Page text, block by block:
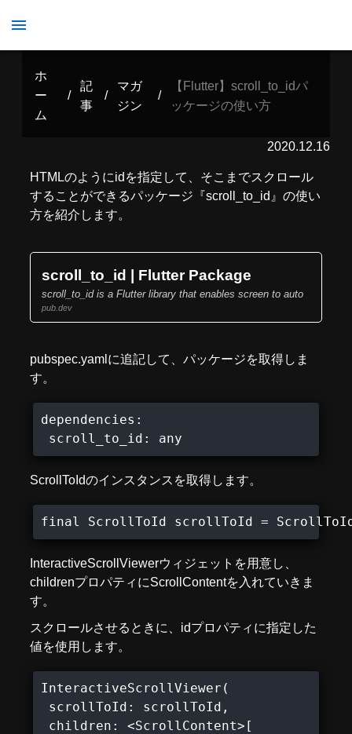
ホ
ー
ム
/
記
事
/
マガ
ジン
/
【Flutter】scroll_to_idパ
ッケージの使い方
2020.12.16
HTMLのようにidを指定して、そこまでスクロール
することができるパッケージ『scroll_to_id』の使い
方を紹介します。
scroll_to_id | Flutter Package
scroll_to_id is a Flutter library that enables screen to auto
pub.dev
pubspec.yamlに追記して、パッケージを取得しま
す。
dependencies:
scroll_to_id: any
ScrollToIdのインスタンスを取得します。
final ScrollToId scrollToId =
InteractiveScrollViewerウィジェットを用意し、
childrenプロパティにScrollContentを入れていきま
す。
スクロールさせるときに、idプロパティに指定した
値を使用します。
InteractiveScrollViewer(
scrollToId: scrollToId,
children: <ScrollContent>[